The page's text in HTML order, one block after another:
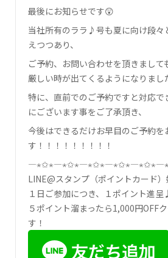
最後にお知らせです😲
当社所有のララ♪号も夏に向け段々
えつつあり、
ご予約、お問い合わせを頂きまして
厳しい時が出てくるようになりまし
特に、直前でのご予約ですと対応で
にございます事をご了承頂き、
今後はできるだけお早目のご予約を
す！！！！！！！！！
LINE@スタンプ（ポイントカード
１日ご参加につき、１ポイント進呈
５ポイント溜まったら1,000円OFF
す！